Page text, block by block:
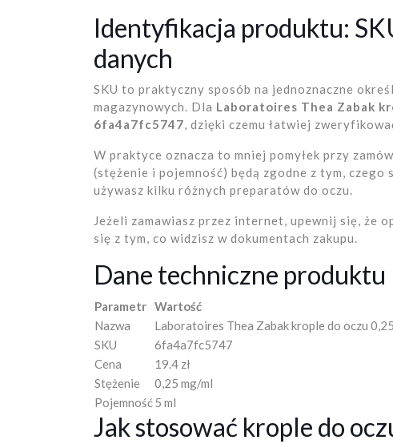
Identyfikacja produktu:
danych
SKU to praktyczny sposób na jednoznaczne
magazynowych. Dla Laboratoires Thea Zabak
6fa4a7fc5747, dzięki czemu łatwiej
W praktyce oznacza to mniej pomyłek przy
(stężenie i pojemność) będą zgodne z tym, czego
używasz kilku różnych preparatów do oczu.
Jeżeli zamawiasz przez internet, upewnij się, że
się z tym, co widzisz w dokumentach zakupu.
Dane techniczne produktu
Parametr Wartość
Nazwa
Laboratoires Thea Zabak krople do oczu
SKU
6fa4a7fc5747
Cena
19.4 zł
Stężenie
0,25 mg/ml
Pojemność5 ml
Jak stosować krople do